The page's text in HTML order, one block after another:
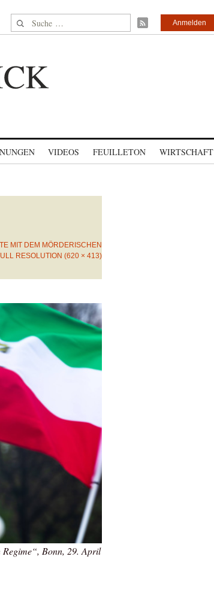
Suche nach: Anmelden
VIDEOS FEUILLETON WIRTSCHAFT
MIT DEM MÖRDERISCHEN
RESOLUTION (620 × 413)
Bonn, 29. April